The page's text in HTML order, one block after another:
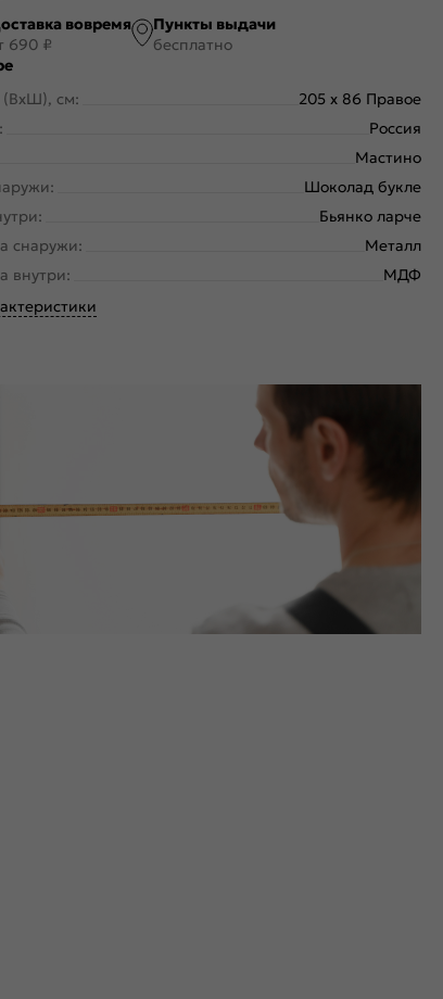
вовремя
690 ₽
Пункты выдачи
бесплатно
(ВхШ), см:
205 x 86 Правое
Россия
Мастино
Шоколад букле
Бьянко ларче
снаружи:
Металл
внутри:
МДФ